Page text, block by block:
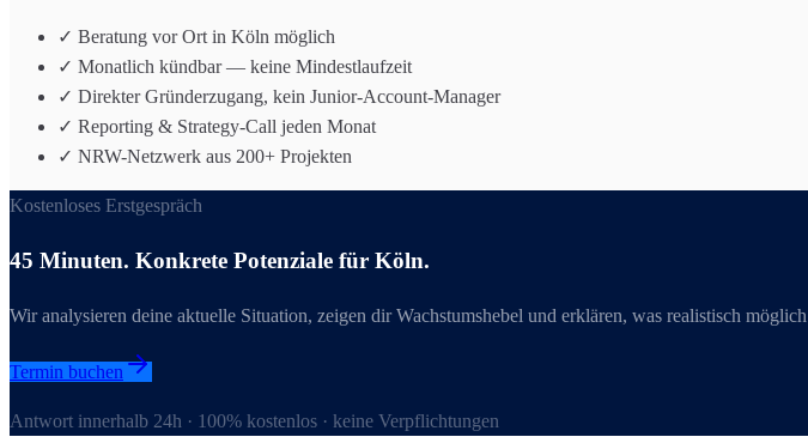
✓ Beratung vor Ort in Köln möglich
✓ Monatlich kündbar — keine Mindestlaufzeit
✓ Direkter Gründerzugang, kein Junior-Account-Manager
✓ Reporting & Strategy-Call jeden Monat
✓ NRW-Netzwerk aus 200+ Projekten
Kostenloses Erstgespräch
45 Minuten. Konkrete Potenziale für Köln.
Wir analysieren deine aktuelle Situation, zeigen dir Wachstumshebel und erklären, was realistisch
Termin buchen
Antwort innerhalb 24h · 100% kostenlos · keine Verpflichtungen